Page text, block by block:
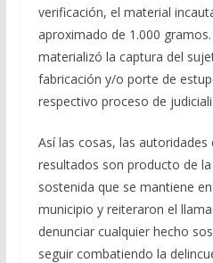
verificación, el material
aproximado de 1.000
materializó la captura del
fabricación y/o porte de
respectivo proceso de
Así las cosas, las
resultados son producto de
sostenida que se mantiene
municipio y reiteraron el
denunciar cualquier hecho
seguir combatiendo la